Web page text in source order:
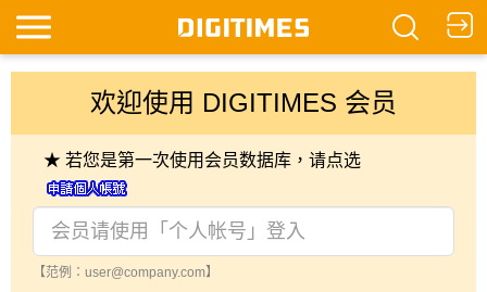
欢迎使用 DIGITIMES 会员
★ 若您是第一次使用会员数据库，请点选
【范例：user@company.com】